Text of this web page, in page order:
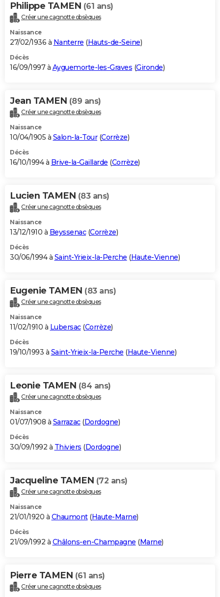
Philippe TAMEN (61 ans)
Créer une cagnotte obsèques
Naissance
27/02/1936 à Nanterre (Hauts-de-Seine)
Décès
16/09/1997 à Ayguemorte-les-Graves (Gironde)
Jean TAMEN (89 ans)
Créer une cagnotte obsèques
Naissance
10/04/1905 à Salon-la-Tour(Corrèze)
Décès
16/10/1994 à Brive-la-Gaillarde (Corrèze)
Lucien TAMEN (83 ans)
Créer une cagnotte obsèques
Naissance
13/12/1910 à Beyssenac(Corrèze)
Décès
30/06/1994 à Saint-Yrieix-la-Perche (Haute-Vienne)
Eugenie TAMEN (83 ans)
Créer une cagnotte obsèques
Naissance
11/02/1910 à Lubersac(Corrèze)
Décès
19/10/1993 à Saint-Yrieix-la-Perche (Haute-Vienne)
Leonie TAMEN (84 ans)
Créer une cagnotte obsèques
Naissance
01/07/1908 à Sarrazac(Dordogne)
Décès
30/09/1992 à Thiviers (Dordogne)
Jacqueline TAMEN (72 ans)
Créer une cagnotte obsèques
Naissance
21/01/1920 à Chaumont(Haute-Marne)
Décès
21/09/1992 à Châlons-en-Champagne (Marne)
Pierre TAMEN (61 ans)
Créer une cagnotte obsèques